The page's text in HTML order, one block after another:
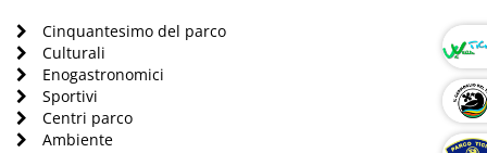
Cinquantesimo del parco
Culturali
Enogastronomici
Sportivi
Centri parco
Ambiente